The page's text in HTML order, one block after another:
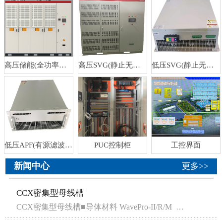
联系我们
高压储能(全功率电能... 高压SVG(静止无功补偿... 低压SVG(静止无功补偿...
低压APF(有源滤波器) PUC控制柜 工控界面
新闻中心 更多>>
CCX密集型母线槽
CCX密集型母线槽■导体材料 WavePro-II/R/M ...